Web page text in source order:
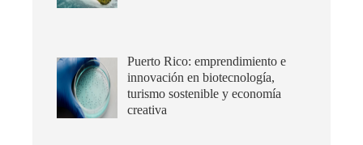
Puerto Rico: emprendimiento e
innovación en biotecnología,
turismo sostenible y economía
creativa